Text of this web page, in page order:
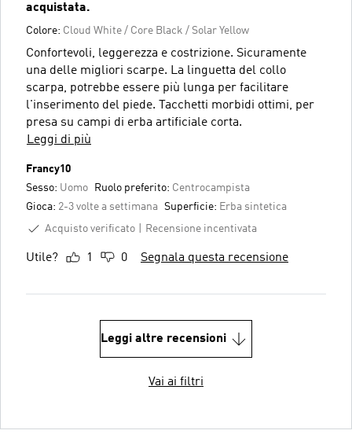
acquistata.
Colore: Cloud White / Core Black / Solar Yellow
Confortevoli, leggerezza e costrizione. Sicuramente
una delle migliori scarpe. La linguetta del collo
scarpa, potrebbe essere più lunga per facilitare
l'inserimento del piede. Tacchetti morbidi ottimi, per
presa su campi di erba artificiale corta.
Leggi di più
Francy10
Sesso: Uomo Ruolo preferito: Centrocampista
Gioca: 2-3 volte a settimana Superficie: Erba sintetica
Acquisto verificato
Recensione incentivata
Utile? 1 0 Segnala questa recensione
Leggi altre recensioni
Vai ai filtri